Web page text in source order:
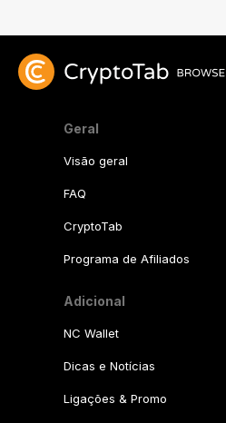
Geral
Visão geral
FAQ
CryptoTab
Programa de Afiliados
Adicional
NC Wallet
Dicas e Notícias
Ligações & Promo